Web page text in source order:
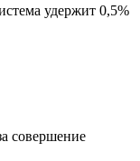
удержит 0,5%
совершение